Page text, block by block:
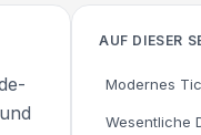
AUF DIESER
Modernes
Wesentliche